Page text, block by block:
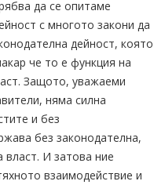
да се опитаме
с многото закони да
дейност, която
че то е функция на
Защото, уважаеми
няма силна
и без
без законодателна,
власт. И затова ние
взаимодействие и